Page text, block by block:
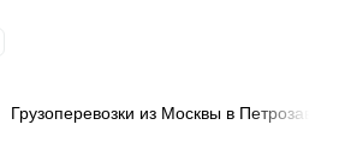
Грузоперевозки из Москвы в Петрозаводск